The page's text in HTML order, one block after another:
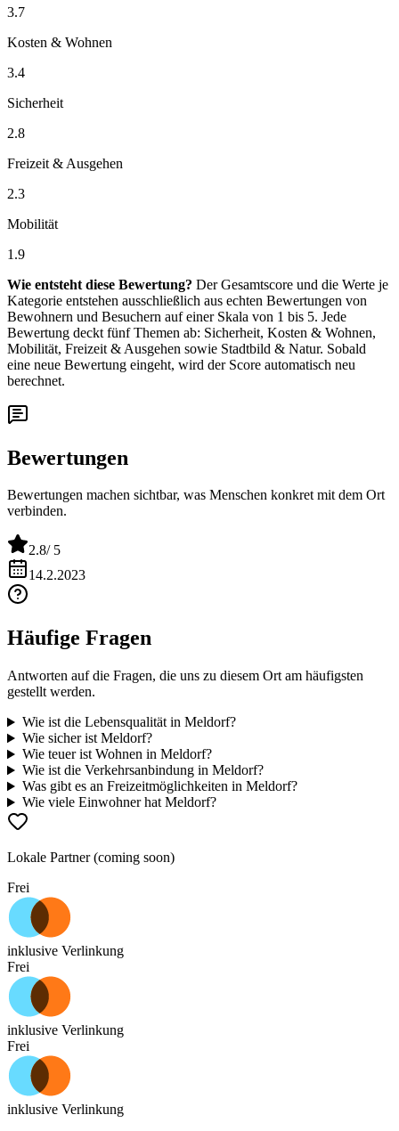
3.7
Kosten & Wohnen
3.4
Sicherheit
2.8
Freizeit & Ausgehen
2.3
Mobilität
1.9
Wie entsteht diese Bewertung? Der Gesamtscore und die Werte je
Kategorie entstehen ausschließlich aus echten Bewertungen von
Bewohnern und Besuchern auf einer Skala von 1 bis 5. Jede
Bewertung deckt fünf Themen ab: Sicherheit, Kosten & Wohnen,
Mobilität, Freizeit & Ausgehen sowie Stadtbild & Natur. Sobald
eine neue Bewertung eingeht, wird der Score automatisch neu
berechnet.
Bewertungen
Bewertungen machen sichtbar, was Menschen konkret mit dem Ort
verbinden.
2.8/ 5
14.2.2023
Häufige Fragen
Antworten auf die Fragen, die uns zu diesem Ort am häufigsten
gestellt werden.
Wie ist die Lebensqualität in Meldorf?
Wie sicher ist Meldorf?
Wie teuer ist Wohnen in Meldorf?
Wie ist die Verkehrsanbindung in Meldorf?
Was gibt es an Freizeitmöglichkeiten in Meldorf?
Wie viele Einwohner hat Meldorf?
Lokale Partner (coming soon)
Frei
inklusive Verlinkung
Frei
inklusive Verlinkung
Frei
inklusive Verlinkung